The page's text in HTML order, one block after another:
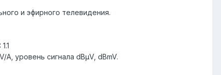
и эфирного телевидения.
уровень сигнала dBμV, dBmV.